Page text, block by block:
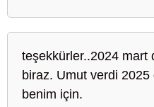
teşekkürler..2024 mart
biraz. Umut verdi
benim için.